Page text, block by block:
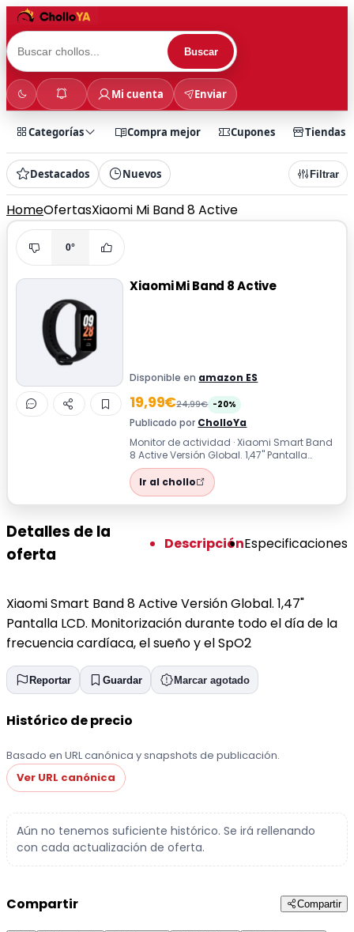
Buscar
Mi cuenta Enviar
Categorías Compra mejor Cupones Tiendas
Destacados Nuevos Filtrar
HomeOfertasXiaomi Mi Band 8 Active
0°
Xiaomi Mi Band 8 Active
Disponible en amazon ES
19,99€24,99€ -20%
Publicado por CholloYa
Monitor de actividad · Xiaomi Smart Band
8 Active Versión Global. 1,47" Pantalla
LCD. Monitorización durante todo el ...
Ir al chollo
Detalles de la
oferta
DescripciónEspecificaciones
Xiaomi Smart Band 8 Active Versión Global. 1,47"
Pantalla LCD. Monitorización durante todo el día de la
frecuencia cardíaca, el sueño y el SpO2
Reportar Guardar Marcar agotado
Histórico de precio
Basado en URL canónica y snapshots de publicación.
Ver URL canónica
Aún no tenemos suficiente histórico. Se irá rellenando
con cada actualización de oferta.
Compartir Compartir